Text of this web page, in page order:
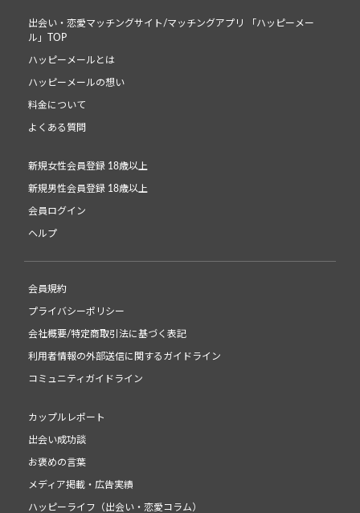
出会い・恋愛マッチングサイト/マッチングアプリ 「ハッピーメー
ル」TOP
ハッピーメールとは
ハッピーメールの想い
料金について
よくある質問
新規女性会員登録 18歳以上
新規男性会員登録 18歳以上
会員ログイン
ヘルプ
会員規約
プライバシーポリシー
会社概要/特定商取引法に基づく表記
利用者情報の外部送信に関するガイドライン
コミュニティガイドライン
カップルレポート
出会い成功談
お褒めの言葉
メディア掲載・広告実績
ハッピーライフ（出会い・恋愛コラム）